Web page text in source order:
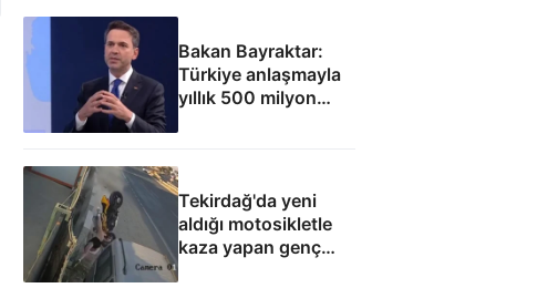
Bakan Bayraktar:
Türkiye anlaşmayla
yıllık 500 milyon
Tekirdağ'da yeni
aldığı motosikletle
kaza yapan genç
can verdi